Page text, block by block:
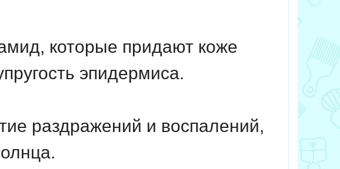
которые придают коже
эпидермиса.
раздражений и воспалений,